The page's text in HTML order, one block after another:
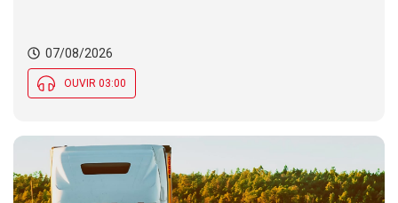
07/08/2026
OUVIR 03:00